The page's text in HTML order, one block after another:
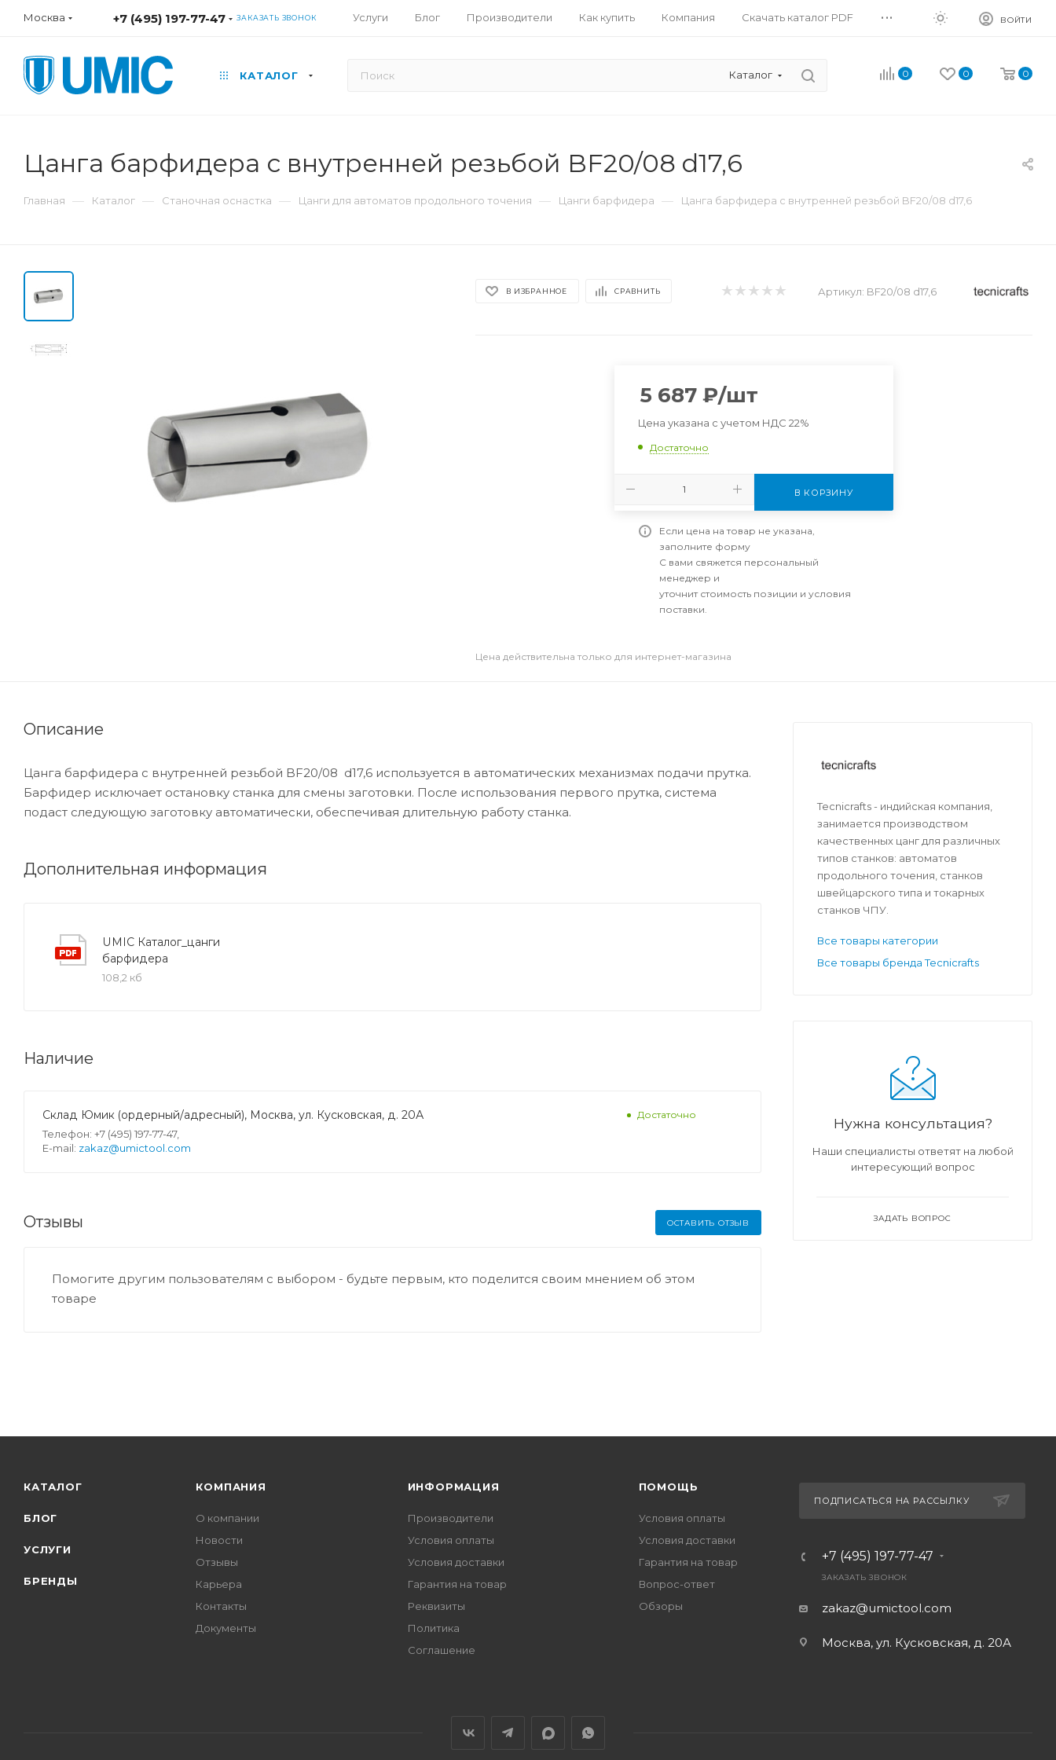
Москва +7 (495) 197-77-47 ЗАКАЗАТЬ ЗВОНОК Услуги Блог Производители Как купить Компания Скачать каталог PDF ... ВОЙТИ
КАТАЛОГ Каталог 0 0 0
Цанга барфидера с внутренней резьбой BF20/08 d17,6
Главная — Каталог — Станочная оснастка — Цанги для автоматов продольного точения — Цанги барфидера — Цанга барфидера с внутренней резьбой BF20/08 d17,6
В ИЗБРАННОЕ СРАВНИТЬ Артикул: BF20/08 d17,6
5 687 ₽/шт
Цена указана с учетом НДС 22%
Достаточно
В КОРЗИНУ
Если цена на товар не указана,
заполните форму
С вами свяжется персональный
менеджер и
уточнит стоимость позиции и условия
поставки.
Цена действительна только для интернет-магазина
Описание
Цанга барфидера с внутренней резьбой BF20/08 d17,6 используется в автоматических механизмах подачи прутка.
Барфидер исключает остановку станка для смены заготовки. После использования первого прутка, система
подаст следующую заготовку автоматически, обеспечивая длительную работу станка.
Дополнительная информация
UMIC Каталог_цанги
барфидера
108,2 кб
Наличие
Склад Юмик (ордерный/адресный), Москва, ул. Кусковская, д. 20А
Телефон: +7 (495) 197-77-47,
E-mail: zakaz@umictool.com
Достаточно
Отзывы ОСТАВИТЬ ОТЗЫВ
Помогите другим пользователям с выбором - будьте первым, кто поделится своим мнением об этом
товаре
Tecnicrafts - индийская компания,
занимается производством
качественных цанг для различных
типов станков: автоматов
продольного точения, станков
швейцарского типа и токарных
станков ЧПУ.
Все товары категории
Все товары бренда Tecnicrafts
Нужна консультация?
Наши специалисты ответят на любой
интересующий вопрос
ЗАДАТЬ ВОПРОС
КАТАЛОГ
БЛОГ
УСЛУГИ
БРЕНДЫ
КОМПАНИЯ
О компании
Новости
Отзывы
Карьера
Контакты
Документы
ИНФОРМАЦИЯ
Производители
Условия оплаты
Условия доставки
Гарантия на товар
Реквизиты
Политика
Соглашение
ПОМОЩЬ
Условия оплаты
Условия доставки
Гарантия на товар
Вопрос-ответ
Обзоры
ПОДПИСАТЬСЯ НА РАССЫЛКУ
+7 (495) 197-77-47
ЗАКАЗАТЬ ЗВОНОК
zakaz@umictool.com
Москва, ул. Кусковская, д. 20А